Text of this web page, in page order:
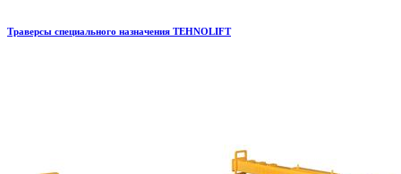
Траверсы специального назначения TEHNOLIFT